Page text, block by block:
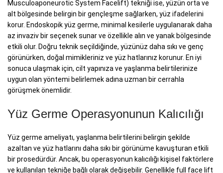
Musculoaponeurotic System Facelift) tekniği ise, yüzün orta ve
alt bölgesinde belirgin bir gençleşme sağlarken, yüz ifadelerini
korur. Endoskopik yüz germe, minimal kesilerle uygulanarak daha
az invaziv bir seçenek sunar ve özellikle alın ve yanak bölgesinde
etkili olur. Doğru teknik seçildiğinde, yüzünüz daha sıkı ve genç
görünürken, doğal mimikleriniz ve yüz hatlarınız korunur. En iyi
sonuca ulaşmak için, cilt yapınıza ve yaşlanma belirtilerinize
uygun olan yöntemi belirlemek adına uzman bir cerrahla
görüşmek önemlidir.
Yüz Germe Operasyonunun Kalıcılığı
Yüz germe ameliyatı, yaşlanma belirtilerini belirgin şekilde
azaltan ve yüz hatlarını daha sıkı bir görünüme kavuşturan etkili
bir prosedürdür. Ancak, bu operasyonun kalıcılığı kişisel faktörlere
ve kullanılan tekniğe bağlı olarak değişebilir. Genellikle full face lift